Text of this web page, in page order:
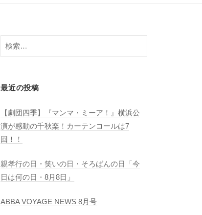
検
索:
最近の投稿
【劇団四季】『マンマ・ミーア！』横浜公
演が感動の千秋楽！カーテンコールは7
回！！
親孝行の日・笑いの日・そろばんの日「今
日は何の日・8月8日」
ABBA VOYAGE NEWS 8月号